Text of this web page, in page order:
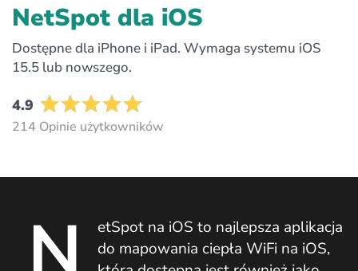
NetSpot dla iOS
Dostępne dla iPhone i iPad. Wymaga systemu iOS
15.5 lub nowszego.
4.9
214 Opinie użytkowników
etSpot na iOS to najlepsza aplikacja
do mapowania ciepła WiFi na iOS,